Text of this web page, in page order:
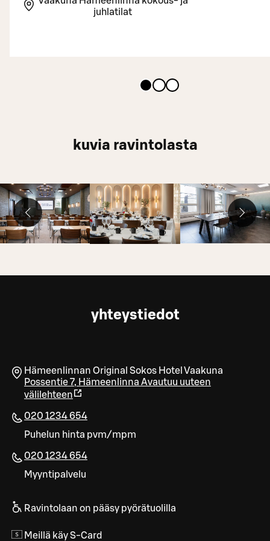
juhlatilat
kuvia ravintolasta
yhteystiedot
Hämeenlinnan Original Sokos Hotel Vaakuna
Possentie 7, Hämeenlinna Avautuu uuteen
välilehteen
020 1234 654
Puhelun hinta pvm/mpm
020 1234 654
Myyntipalvelu
Ravintolaan on pääsy pyörätuolilla
Meillä käy S-Card